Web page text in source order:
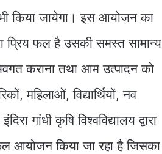
किया जायेगा। इस आयोजन का
प्रिय फल है उसकी समस्त सामान्य
कराना तथा आम उत्पादन को
महिलाओं, विद्यार्थियों, नव
गांधी कृषि विश्वविद्यालय द्वारा
आयोजन किया जा रहा है जिसका